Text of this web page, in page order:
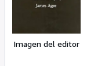
Imagen del editor